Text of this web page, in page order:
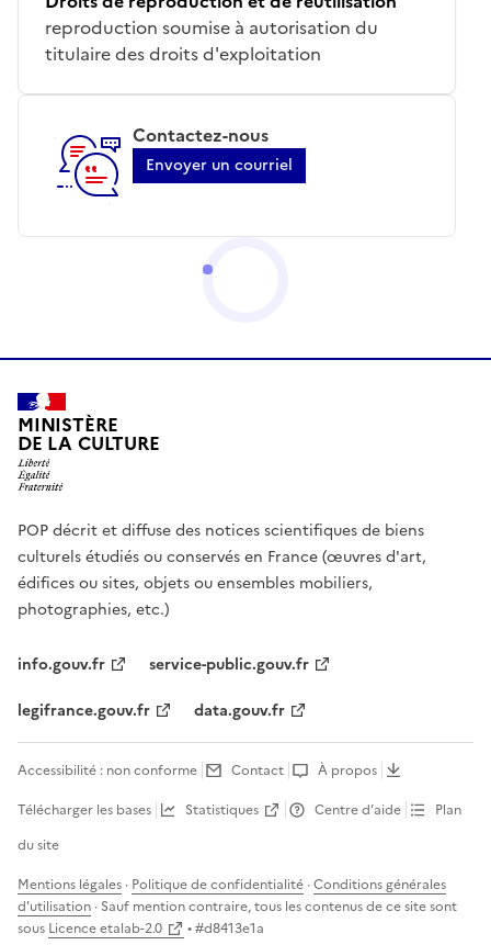
reproduction soumise à autorisation du
titulaire des droits d'exploitation
Contactez-nous
Envoyer un courriel
MINISTÈRE
DE LA CULTURE
POP décrit et diffuse des notices scientifiques de biens
culturels étudiés ou conservés en France (œuvres d'art,
édifices ou sites, objets ou ensembles mobiliers,
photographies, etc.)
info.gouv.fr
service-public.gouv.fr
legifrance.gouv.fr
data.gouv.fr
Accessibilité : non conforme Contact
À propos
Télécharger les bases
Statistiques Centre d’aide
Plan
du site
Mentions légales · Politique de confidentialité ·Conditions générales
d'utilisation · Sauf mention contraire, tous les contenus de ce site sont
sous Licence etalab-2.0 • #d8413e1a